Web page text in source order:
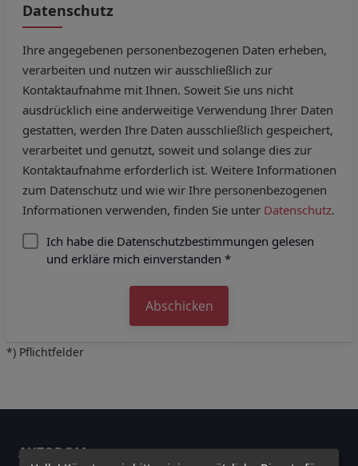
Datenschutz
Ihre angegebenen personenbezogenen Daten erheben,
verarbeiten und nutzen wir ausschließlich zur
Kontaktaufnahme mit Ihnen. Soweit Sie uns nicht
ausdrücklich eine anderweitige Verwendung Ihrer Daten
gestatten, werden Ihre Daten ausschließlich gespeichert,
verarbeitet und genutzt, soweit und solange dies zur
Kontaktaufnahme erforderlich ist. Weitere Informationen
zum Datenschutz und wie wir Ihre personenbezogenen
Informationen verwenden, finden Sie unter Datenschutz.
Ich habe die Datenschutzbestimmungen gelesen
und erkläre mich einverstanden *
Abschicken
*) Pflichtfelder
AUTODOM